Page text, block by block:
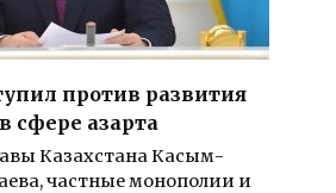
против развития
сфере азарта
Казахстана Касым-
частные монополии и